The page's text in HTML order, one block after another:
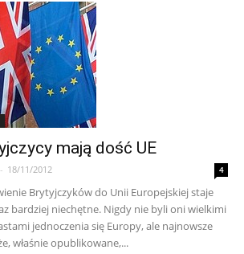
mają dość UE
- 18/11/2012 4
Brytyjczyków do Unii Europejskiej staje
bardziej niechętne. Nigdy nie byli oni wielkimi
jednoczenia się Europy, ale najnowsze
właśnie opublikowane,...